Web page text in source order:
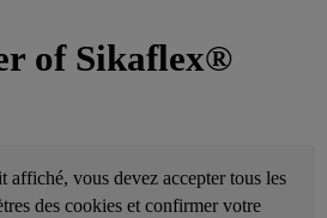
of Sikaflex®
affiché, vous devez accepter tous les
des cookies et confirmer votre